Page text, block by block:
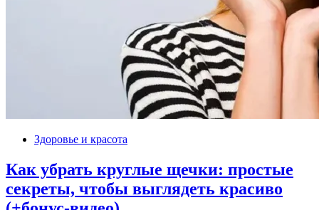
Здоровье и красота
Как убрать круглые щечки: простые
секреты, чтобы выглядеть красиво